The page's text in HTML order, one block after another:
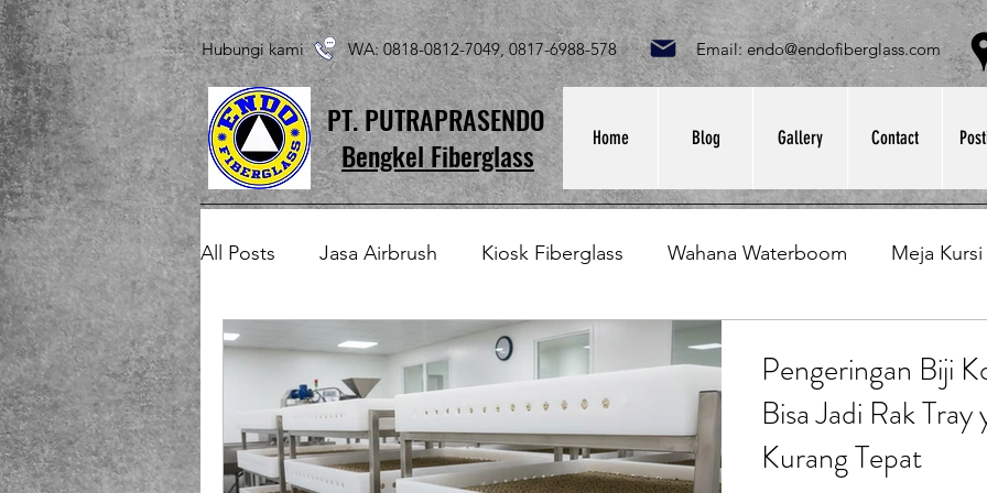
Hubungi kami WA: 0818-0812-7049, 0817-6988-578 Email:endo@endofiberglass.com
Bengkel Fiberglass
PT. PUTRAPRASENDO Home Blog Gallery Contact
All Posts Jasa Airbrush Kiosk Fiberglass Wahana Waterboom Meja
Produk Fiberglass Custom Bak Fiberglass Sirkus Waterplay
Patung Fiberglass Tempat Sampah Fiberglass Lining Fiberglass Ilmu
Pengeringan Biji
Bisa Jadi Rak
Kurang Tepat